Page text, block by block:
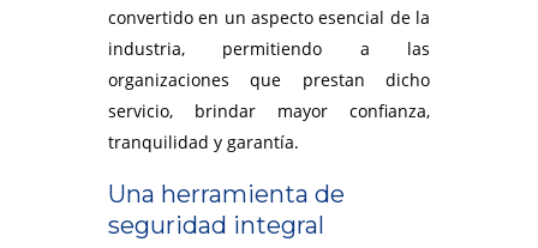
convertido en un aspecto esencial de la
industria, permitiendo a las
organizaciones que prestan dicho
servicio, brindar mayor confianza,
tranquilidad y garantía.
Una herramienta de
seguridad integral